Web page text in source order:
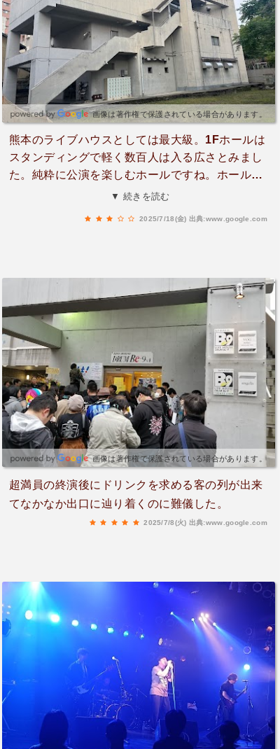
画像は著作権で保護されている場合があります。
熊本のライブハウスとしては最大級。1Fホールは
スタンディングで軽く数百人は入る広さとみまし
た。純粋に公演を楽しむホールですね。ホール内
にカウンターやバーがあるタイプの施設ではな
しょう？普通のコンサートホールが楽に楽しめる
かも。そう言う意味ではジャンゴの方が親しみや
すいライブハウスかも知れません。(こじんまりし
てて、近い距離感、カウンターバーあり。ワンド
リンク多種)まあ,集客的にコンサートホールは厳
しいが、かと言って小さいライブハウスでは間に
合わない出演者にとっては好都合かも。入場時必
須のワンドリンクは、なんと600円もする500ml
の水のみ！これにはびっくり、ボッタくり。現金
のみでレシートなし。チケットもぎりがあって中
に入り、受付に600円払ってコインもらって、進
んでコイン渡して水と引き換え、ホールに入る機
械的作業です。これだけ多額のレジ通さない現金
収入、きちんと税務署に申告されてるのかいらん
心配しました。公演は最高だし、公演のスタッフ
のありようが気になりました。
▼ 続きを読む
2025/7/18(金) 出典:www.google.com
画像は著作権で保護されている場合があります。
超満員の終演後にドリンクを求める客の列が出来
てなかなか出口に辿り着くのに難儀した。
2025/7/8(火) 出典:www.google.com